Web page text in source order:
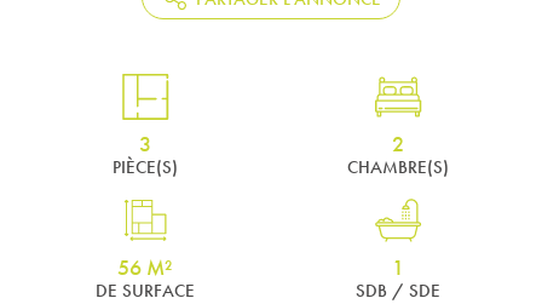
3
PIÈCE(S)
2
CHAMBRE(S)
56 M²
DE SURFACE
1
SDB / SDE